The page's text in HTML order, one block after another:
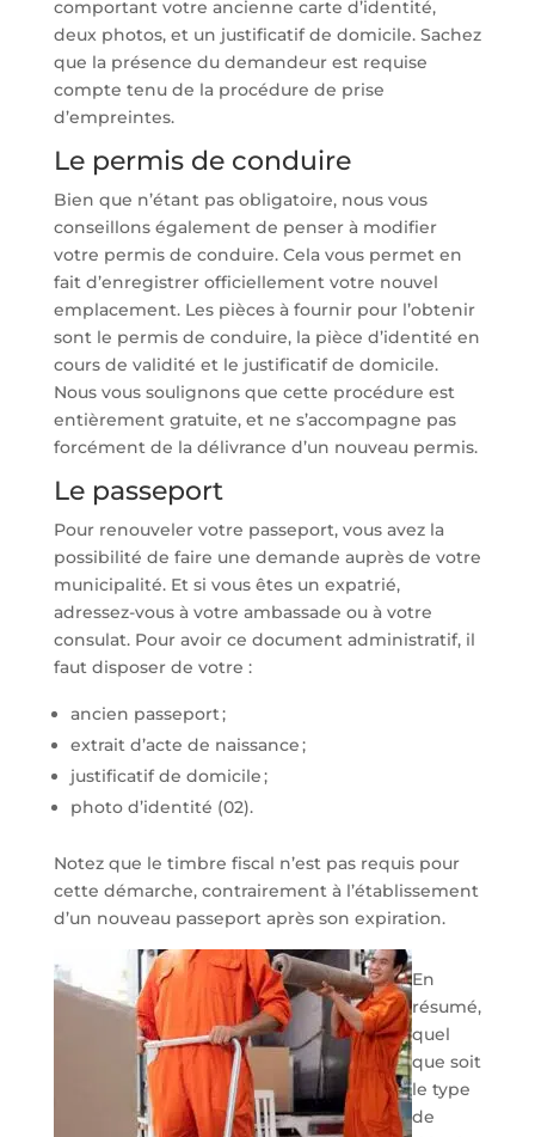
comportant votre ancienne carte d’identité,
deux photos, et un justificatif de domicile. Sachez
que la présence du demandeur est requise
compte tenu de la procédure de prise
d’empreintes.
Le permis de conduire
Bien que n’étant pas obligatoire, nous vous
conseillons également de penser à modifier
votre permis de conduire. Cela vous permet en
fait d’enregistrer officiellement votre nouvel
emplacement. Les pièces à fournir pour l’obtenir
sont le permis de conduire, la pièce d’identité en
cours de validité et le justificatif de domicile.
Nous vous soulignons que cette procédure est
entièrement gratuite, et ne s’accompagne pas
forcément de la délivrance d’un nouveau permis.
Le passeport
Pour renouveler votre passeport, vous avez la
possibilité de faire une demande auprès de votre
municipalité. Et si vous êtes un expatrié,
adressez-vous à votre ambassade ou à votre
consulat. Pour avoir ce document administratif, il
faut disposer de votre :
ancien passeport ;
extrait d’acte de naissance ;
justificatif de domicile ;
photo d’identité (02).
Notez que le timbre fiscal n’est pas requis pour
cette démarche, contrairement à l’établissement
d’un nouveau passeport après son expiration.
En
résumé,
quel
que soit
le type
de